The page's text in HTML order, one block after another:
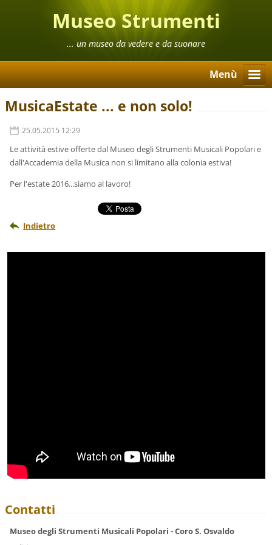
Museo Strumenti
Musicali Popolari
... un museo da vedere e da suonare
Menù
MusicaEstate ... e non solo!
25.05.2015 12:29
Le attività estive offerte dal Museo degli Strumenti Musicali Popolari e
dall'Accademia della Musica non si limitano alla colonia estiva!
Per l'estate 2016...siamo al lavoro!
Indietro
Contatti
Museo degli Strumenti Musicali Popolari - Coro S. Osvaldo